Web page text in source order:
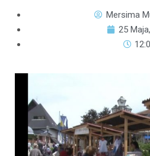
Mersima
25